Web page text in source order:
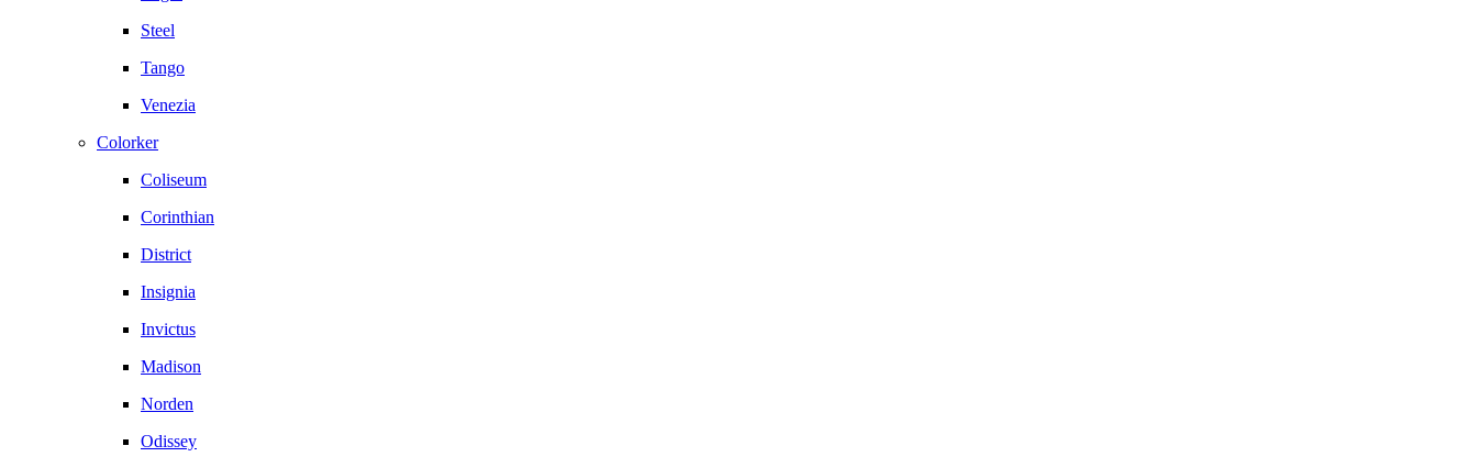
Steel
Tango
Venezia
Colorker
Coliseum
Corinthian
District
Insignia
Invictus
Madison
Norden
Odissey